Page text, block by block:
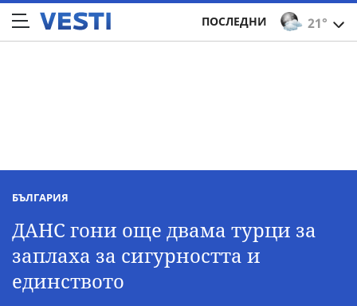
21°
ПОСЛЕДНИ
БЪЛГАРИЯ
ДАНС гони още двама турци за
заплаха за сигурността и
единството